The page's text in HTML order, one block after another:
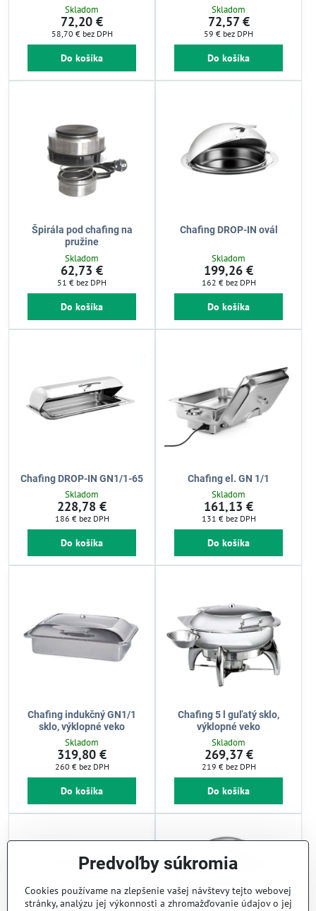
Skladom
72,20 €
58,70 € bez DPH
Do košíka
Skladom
72,57 €
59 € bez DPH
Do košíka
Špirála pod chafing na
pružine
Skladom
62,73 €
51 € bez DPH
Do košíka
Chafing DROP-IN ovál
Skladom
199,26 €
162 € bez DPH
Do košíka
Chafing DROP-IN GN1/1-65
Skladom
228,78 €
186 € bez DPH
Do košíka
Chafing el. GN 1/1
Skladom
161,13 €
131 € bez DPH
Do košíka
Chafing indukčný GN1/1
sklo, výklopné veko
Skladom
319,80 €
260 € bez DPH
Do košíka
Chafing 5 l guľatý sklo,
výklopné veko
Skladom
269,37 €
219 € bez DPH
Do košíka
Predvoľby súkromia
Cookies používame na zlepšenie vašej návštevy tejto webovej
stránky, analýzu jej výkonnosti a zhromažďovanie údajov o jej